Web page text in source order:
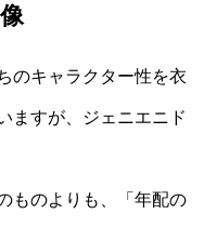
のキャラクター性を衣
ますが、ジェニエニド
ものよりも、「年配の